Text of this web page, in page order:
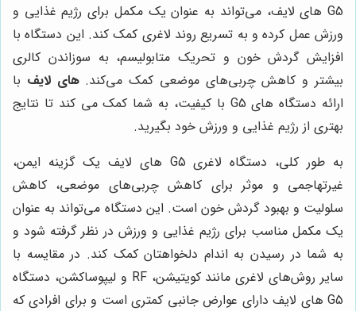
G5 های لایف، می‌تواند به عنوان یک مکمل برای رژیم غذایی و
ورزش عمل کرده و به تسریع روند لاغری کمک کند. این دستگاه با
افزایش گردش خون و تحریک متابولیسم، به سوزاندن کالری
بیشتر و کاهش چربی‌های موضعی کمک می‌کند.های لایف با
ارائه دستگاه های G5 با کیفیت، به شما کمک می کند تا نتایج
بهتری از رژیم غذایی و ورزش خود بگیرید.
به طور کلی، دستگاه لاغری G5 های لایف یک گزینه ایمن،
غیرتهاجمی و موثر برای کاهش چربی‌های موضعی، کاهش
سلولیت و بهبود گردش خون است. این دستگاه می‌تواند به عنوان
یک مکمل مناسب برای رژیم غذایی و ورزش در نظر گرفته شود و
به شما در رسیدن به اندام دلخواهتان کمک کند. در مقایسه با
سایر روش‌های لاغری مانند کویتیشن، RF و لیپوساکشن، دستگاه
G5 های لایف دارای عوارض جانبی کمتری است و برای افرادی که